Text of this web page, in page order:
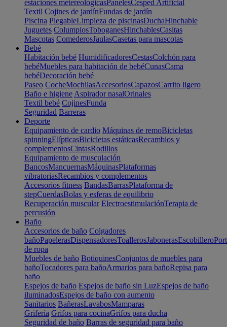
estaciones metereológicasPanelesCesped Artificial
Textil Cojines de jardínFundas de jardín
Piscina PlegableLimpieza de piscinasDuchaHinchable
Juguetes ColumpiosToboganesHinchablesCasitas
Mascotas ComederosJaulasCasetas para mascotas
Bebé
Habitación bebé HumidificadoresCestasColchón para
bebéMuebles para habitación de bebéCunasCama
bebéDecoración bebé
Paseo CocheMochilasAccesoriosCapazosCarrito ligero
Baño e higiene Aspirador nasalOrinales
Textil bebé CojinesFunda
Seguridad Barreras
Deporte
Equipamiento de cardio Máquinas de remoBicicletas
spinningElípticasBicicletas estáticasRecambios y
complementosCintasRodillos
Equipamiento de musculación
BancosMancuernasMáquinasPlataformas
vibratoriasRecambios y complementos
Accesorios fitness BandasBarrasPlataforma de
stepCuerdasBolas y esferas de equilibrio
Recuperación muscular ElectroestimulaciónTerapia de
percusión
Baño
Accesorios de baño Colgadores
bañoPapelerasDispensadoresToallerosJabonerasEscobillero
de ropa
Muebles de baño BotiquinesConjuntos de muebles para
bañoTocadores para bañoArmarios para bañoRepisa para
baño
Espejos de baño Espejos de baño sin LuzEspejos de baño
iluminadosEspejos de baño con aumento
Sanitarios BañerasLavabosMamparas
Grifería Grifos para cocinaGrifos para ducha
Seguridad de baño Barras de seguridad para baño